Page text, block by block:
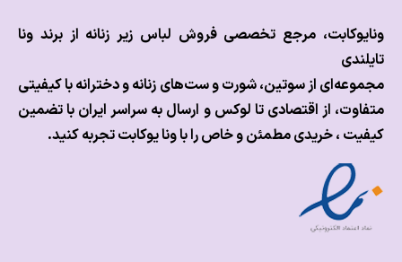
مرجع تخصصی فروش لباس زیر زنانه از برند ونا
از سوتین، شورت و ست‌های زنانه و دخترانه با کیفیتی
از اقتصادی تا لوکس وارسال به سراسر ایران با تضمین
، خریدی مطمئن و خاص را با ونا یوکابت تجربه کنید.